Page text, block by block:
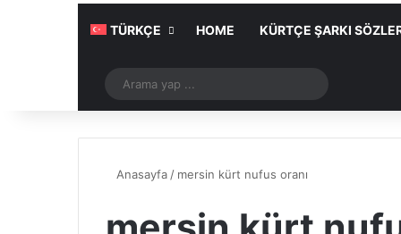
TÜRKÇE HOME KÜRTÇE ŞARKI
Rastgele Makale
yap
Anasayfa / mersin kürt nufus oranı